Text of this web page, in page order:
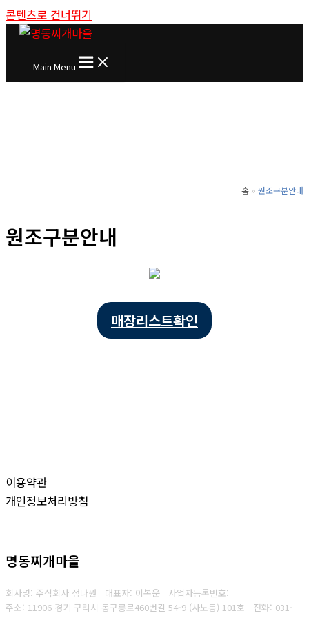
콘텐츠로 건너뛰기
Main Menu
홈 원조구분안내
원조구분안내
매장리스트확인
이용약관
개인정보처리방침
명동찌개마을
회사명: 주식회사 정다원 대표자: 이복운 사업자등록번호:
주소: 11906 경기 구리시 동구릉로460번길 54-9 (사노동) 101호 전화: 031-